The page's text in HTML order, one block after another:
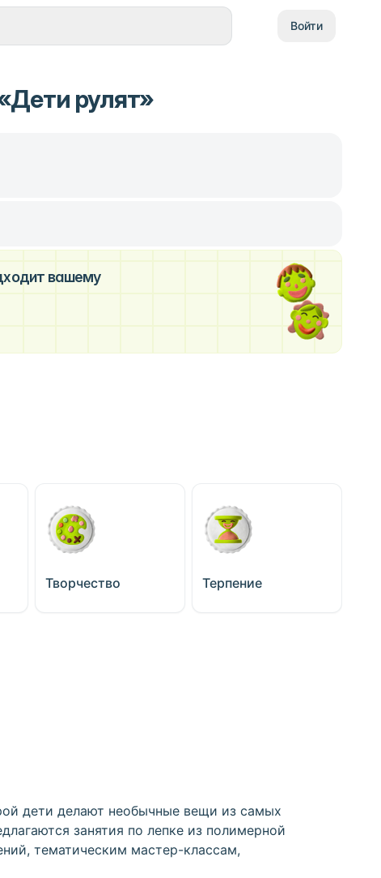
Войти
рулят»
вашему
Творчество Терпение
дети делают необычные вещи из самых
занятия по лепке из полимерной
тематическим мастер-классам,